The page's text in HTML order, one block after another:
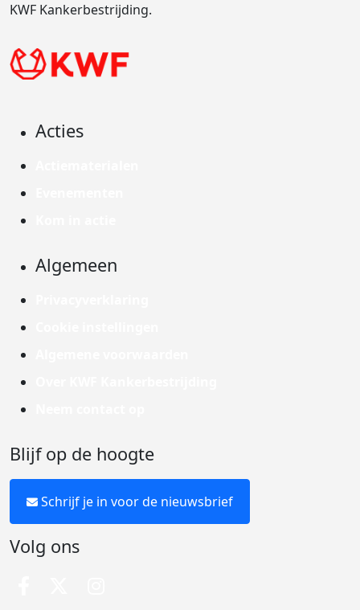
KWF Kankerbestrijding.
Acties
Algemeen
Blijf op de hoogte
Schrijf je in voor de nieuwsbrief
Volg ons